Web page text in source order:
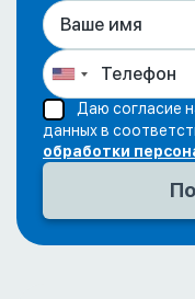
Даю согласие
данных в
обработки